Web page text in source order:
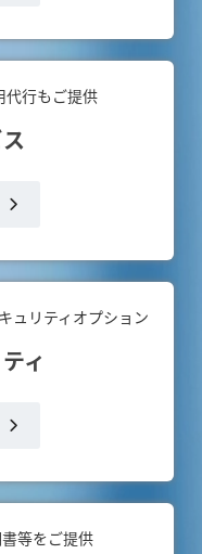
行もご提供
ュリティオプション
ィ
等をご提供